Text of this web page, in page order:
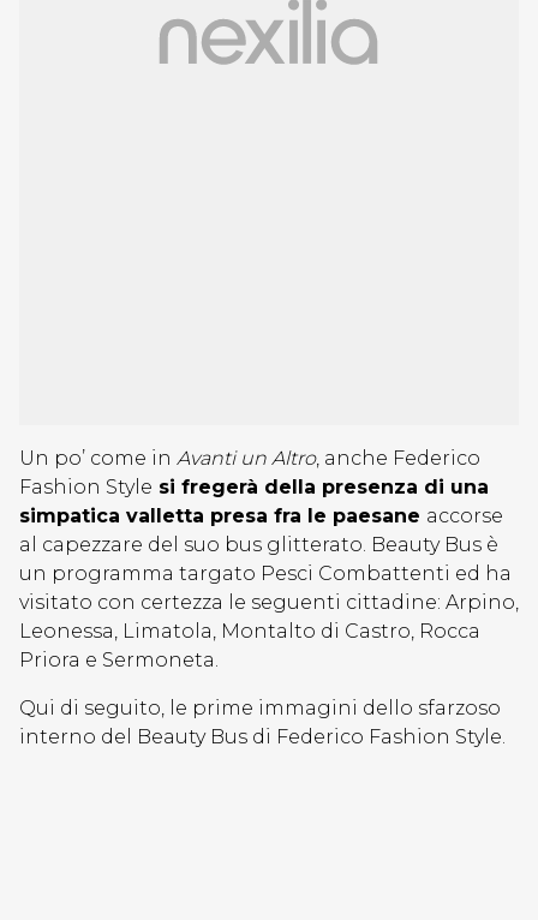
Un po’ come in Avanti un Altro, anche Federico
Fashion Style si fregerà della presenza di una
simpatica valletta presa fra le paesane accorse
al capezzare del suo bus glitterato. Beauty Bus è
un programma targato Pesci Combattenti ed ha
visitato con certezza le seguenti cittadine: Arpino,
Leonessa, Limatola, Montalto di Castro, Rocca
Priora e Sermoneta.
Qui di seguito, le prime immagini dello sfarzoso
interno del Beauty Bus di Federico Fashion Style.